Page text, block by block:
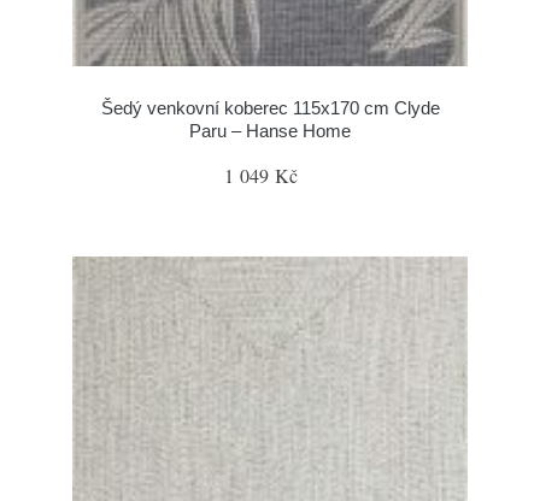
Šedý venkovní koberec 115x170 cm Clyde
Paru – Hanse Home
1 049 Kč